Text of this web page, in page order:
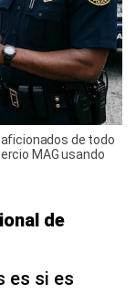
de todo
MAG usando
de
es si es